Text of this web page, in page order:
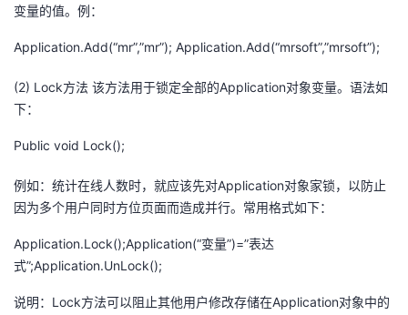
变量的值。例：
Application.Add(“mr”,”mr”); Application.Add(“mrsoft”,”mrsoft”);
(2) Lock方法 该方法用于锁定全部的Application对象变量。语法如
下：
Public void Lock();
例如：统计在线人数时，就应该先对Application对象家锁，以防止
因为多个用户同时方位页面而造成并行。常用格式如下：
Application.Lock();Application(“变量”)=”表达
式”;Application.UnLock();
说明：Lock方法可以阻止其他用户修改存储在Application对象中的